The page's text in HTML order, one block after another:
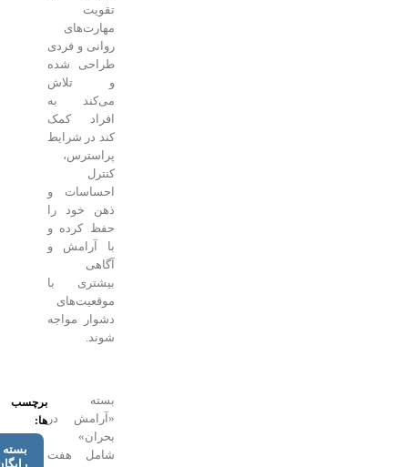
مهارت‌های
روانی و فردی
طراحی شده
و تلاش
می‌کند به
افراد کمک
کند در شرایط
پراسترس،
احساسات و
ذهن خود را
حفظ کرده و
با آرامش و
بیشتری با
موقعیت‌های
دشوار مواجه
«آرامش در
بحران»
شامل هفت
برچسب
ها:
رایگان